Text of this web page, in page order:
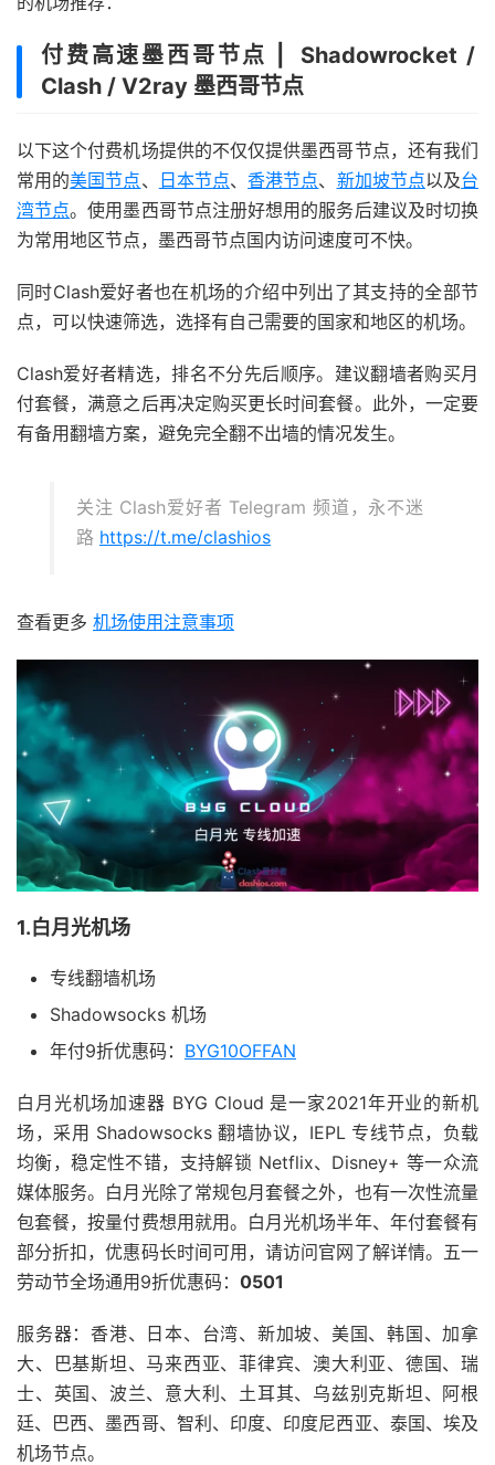
付费高速墨西哥节点 | Shadowrocket /
Clash / V2ray 墨西哥节点
以下这个付费机场提供的不仅仅提供墨西哥节点，还有我们
常用的美国节点、 日本节点、 香港节点、 新加坡节点以及台
湾节点。使用墨西哥节点注册好想用的服务后建议及时切换
为常用地区节点，墨西哥节点国内访问速度可不快。
同时Clash爱好者也在机场的介绍中列出了其支持的全部节
点，可以快速筛选，选择有自己需要的国家和地区的机场。
Clash爱好者精选，排名不分先后顺序。建议翻墙者购买月
付套餐，满意之后再决定购买更长时间套餐。此外，一定要
有备用翻墙方案，避免完全翻不出墙的情况发生。
关注 Clash爱好者 Telegram 频道，永不迷
路 https://t.me/clashios
查看更多 机场使用注意事项
1.白月光机场
专线翻墙机场
Shadowsocks 机场
年付9折优惠码： BYG10OFFAN
白月光机场加速器 BYG Cloud 是一家2021年开业的新机
场，采用 Shadowsocks 翻墙协议，IEPL 专线节点，负载
均衡，稳定性不错，支持解锁 Netflix、Disney+ 等一众流
媒体服务。白月光除了常规包月套餐之外，也有一次性流量
包套餐，按量付费想用就用。白月光机场半年、年付套餐有
部分折扣，优惠码长时间可用，请访问官网了解详情。五一
劳动节全场通用9折优惠码： 0501
服务器：香港、日本、台湾、新加坡、美国、韩国、加拿
大、巴基斯坦、马来西亚、菲律宾、澳大利亚、德国、瑞
士、英国、波兰、意大利、土耳其、乌兹别克斯坦、阿根
廷、巴西、墨西哥、智利、印度、印度尼西亚、泰国、埃及
机场节点。